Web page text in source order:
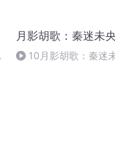
月影胡歌：秦迷未
10月影胡歌：秦迷